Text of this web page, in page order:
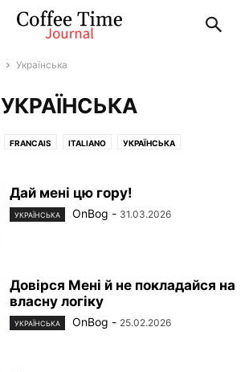
Українська
УКРАЇНСЬКА
FRANCAIS ITALIANO УКРАЇНСЬКА
Дай мені цю гору!
УКРАЇНСЬКА OnBog - 31.03.2026
Довірся Мені й не покладайся на
власну логіку
УКРАЇНСЬКА OnBog - 25.02.2026